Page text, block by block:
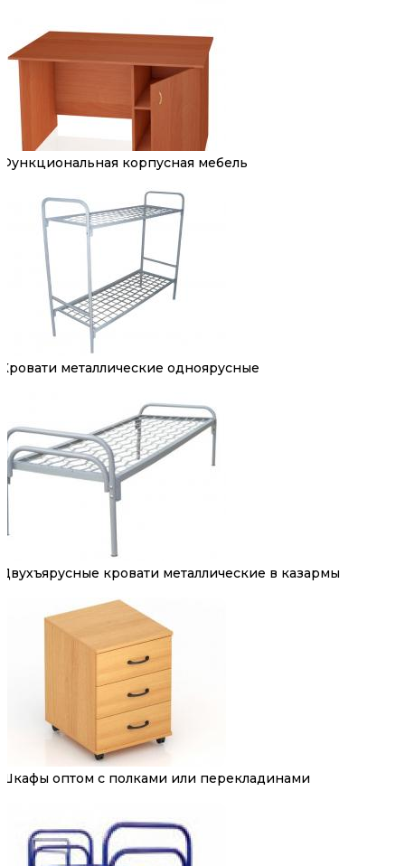
Функциональная корпусная мебель
Кровати металлические одноярусные
Двухъярусные кровати металлические в казармы
Шкафы оптом с полками или перекладинами